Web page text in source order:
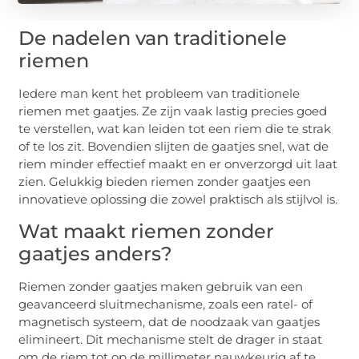
De nadelen van traditionele
riemen
Iedere man kent het probleem van traditionele
riemen met gaatjes. Ze zijn vaak lastig precies goed
te verstellen, wat kan leiden tot een riem die te strak
of te los zit. Bovendien slijten de gaatjes snel, wat de
riem minder effectief maakt en er onverzorgd uit laat
zien. Gelukkig bieden riemen zonder gaatjes een
innovatieve oplossing die zowel praktisch als stijlvol is.
Wat maakt riemen zonder
gaatjes anders?
Riemen zonder gaatjes maken gebruik van een
geavanceerd sluitmechanisme, zoals een ratel- of
magnetisch systeem, dat de noodzaak van gaatjes
elimineert. Dit mechanisme stelt de drager in staat